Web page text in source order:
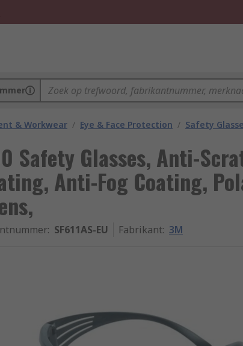
& Workwear / Eye & Face Protection / Safety
Safety Glasses, Anti-
Anti-Fog Coating,
: SF611AS-EU Fabrikant: 3M